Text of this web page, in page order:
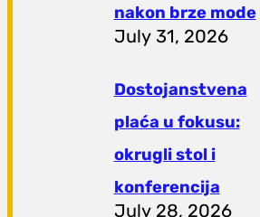
nakon brze mode
July 31, 2026
Dostojanstvena
plaća u fokusu:
okrugli stol i
konferencija
July 28, 2026